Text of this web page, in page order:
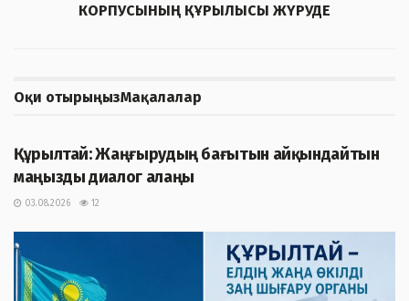
КОРПУСЫНЫҢ ҚҰРЫЛЫСЫ ЖҮРУДЕ
Оқи отырыңызМақалалар
Құрылтай: Жаңғырудың бағытын айқындайтын
маңызды диалог алаңы
03.08.2026 12